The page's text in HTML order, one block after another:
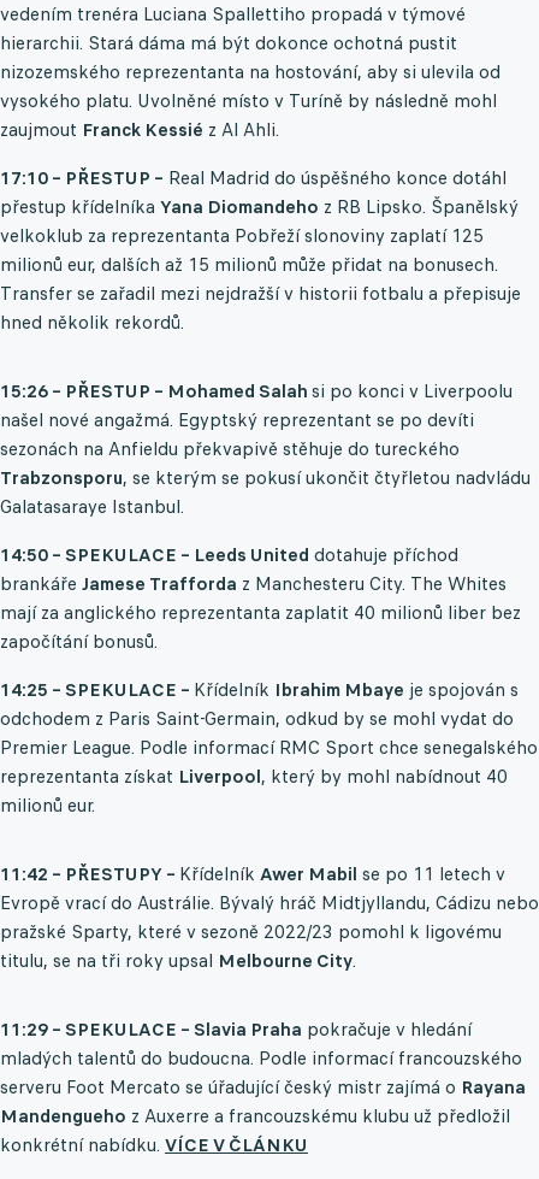
vedením trenéra Luciana Spallettiho propadá v týmové
hierarchii. Stará dáma má být dokonce ochotná pustit
nizozemského reprezentanta na hostování, aby si ulevila od
vysokého platu. Uvolněné místo v Turíně by následně mohl
zaujmout Franck Kessié z Al Ahli.
17:10 – PŘESTUP – Real Madrid do úspěšného konce dotáhl
přestup křídelníka Yana Diomandeho z RB Lipsko. Španělský
velkoklub za reprezentanta Pobřeží slonoviny zaplatí 125
milionů eur, dalších až 15 milionů může přidat na bonusech.
Transfer se zařadil mezi nejdražší v historii fotbalu a přepisuje
hned několik rekordů.
15:26 – PŘESTUP – Mohamed Salah si po konci v Liverpoolu
našel nové angažmá. Egyptský reprezentant se po devíti
sezonách na Anfieldu překvapivě stěhuje do tureckého
Trabzonsporu, se kterým se pokusí ukončit čtyřletou nadvládu
Galatasaraye Istanbul.
14:50 – SPEKULACE – Leeds United dotahuje příchod
brankáře Jamese Trafforda z Manchesteru City. The Whites
mají za anglického reprezentanta zaplatit 40 milionů liber bez
započítání bonusů.
14:25 – SPEKULACE – Křídelník Ibrahim Mbaye je spojován s
odchodem z Paris Saint-Germain, odkud by se mohl vydat do
Premier League. Podle informací RMC Sport chce senegalského
reprezentanta získat Liverpool, který by mohl nabídnout 40
milionů eur.
11:42 – PŘESTUPY – Křídelník Awer Mabil se po 11 letech v
Evropě vrací do Austrálie. Bývalý hráč Midtjyllandu, Cádizu nebo
pražské Sparty, které v sezoně 2022/23 pomohl k ligovému
titulu, se na tři roky upsal Melbourne City.
11:29 – SPEKULACE – Slavia Praha pokračuje v hledání
mladých talentů do budoucna. Podle informací francouzského
serveru Foot Mercato se úřadující český mistr zajímá o Rayana
Mandengueho z Auxerre a francouzskému klubu už předložil
konkrétní nabídku. VÍCE V ČLÁNKU